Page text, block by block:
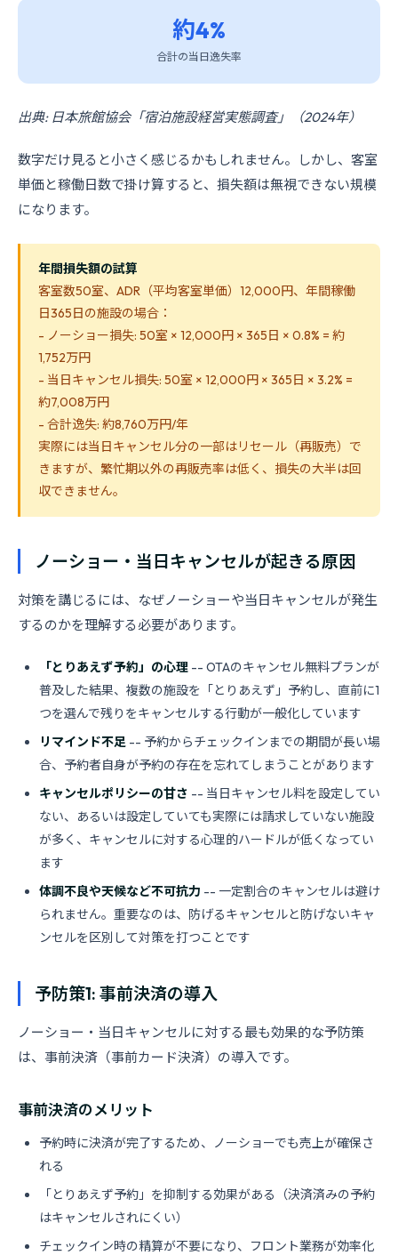
約4%
合計の当日逸失率
出典: 日本旅館協会「宿泊施設経営実態調査」（2024年）
数字だけ見ると小さく感じるかもしれません。しかし、客室
単価と稼働日数で掛け算すると、損失額は無視できない規模
になります。
年間損失額の試算
客室数50室、ADR（平均客室単価）12,000円、年間稼働
日365日の施設の場合：
- ノーショー損失: 50室 × 12,000円 × 365日 × 0.8% = 約
1,752万円
- 当日キャンセル損失: 50室 × 12,000円 × 365日 × 3.2% =
約7,008万円
- 合計逸失: 約8,760万円/年
実際には当日キャンセル分の一部はリセール（再販売）で
きますが、繁忙期以外の再販売率は低く、損失の大半は回
収できません。
ノーショー・当日キャンセルが起きる原因
対策を講じるには、なぜノーショーや当日キャンセルが発生
するのかを理解する必要があります。
「とりあえず予約」の心理 -- OTAのキャンセル無料プランが
普及した結果、複数の施設を「とりあえず」予約し、直前に1
つを選んで残りをキャンセルする行動が一般化しています
リマインド不足 -- 予約からチェックインまでの期間が長い場
合、予約者自身が予約の存在を忘れてしまうことがあります
キャンセルポリシーの甘さ -- 当日キャンセル料を設定してい
ない、あるいは設定していても実際には請求していない施設
が多く、キャンセルに対する心理的ハードルが低くなってい
ます
体調不良や天候など不可抗力 -- 一定割合のキャンセルは避け
られません。重要なのは、防げるキャンセルと防げないキャ
ンセルを区別して対策を打つことです
予防策1: 事前決済の導入
ノーショー・当日キャンセルに対する最も効果的な予防策
は、事前決済（事前カード決済）の導入です。
事前決済のメリット
予約時に決済が完了するため、ノーショーでも売上が確保さ
れる
「とりあえず予約」を抑制する効果がある（決済済みの予約
はキャンセルされにくい）
チェックイン時の精算が不要になり、フロント業務が効率化